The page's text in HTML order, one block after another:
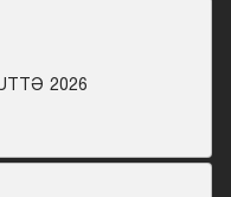
2026